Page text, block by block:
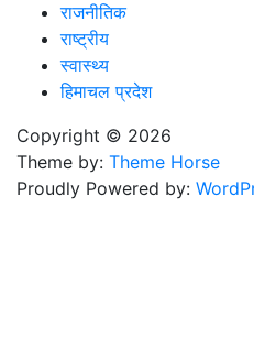
राजनीतिक
राष्ट्रीय
स्वास्थ्य
हिमाचल प्रदेश
Copyright © 2026
Theme by: Theme Horse
Proudly Powered by: